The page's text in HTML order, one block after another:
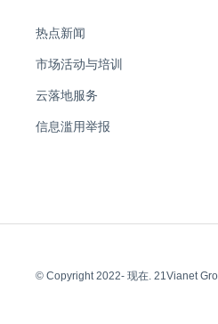
热点新闻
市场活动与培训
云落地服务
信息滥用举报
© Copyright 2022- 现在. 21Vianet